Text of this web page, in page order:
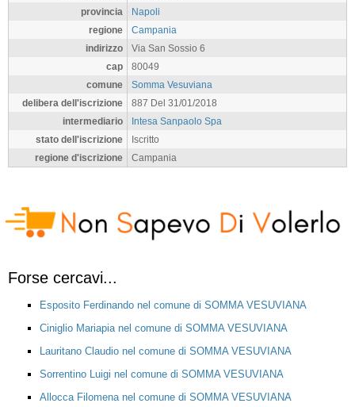
provincia
Napoli
regione
Campania
indirizzo
Via San Sossio 6
cap
80049
comune
Somma Vesuviana
delibera dell'iscrizione
887 Del 31/01/2018
intermediario
Intesa Sanpaolo Spa
stato dell'iscrizione
Iscritto
regione d'iscrizione
Campania
Forse cercavi...
Esposito Ferdinando nel comune di SOMMA VESUVIANA
Ciniglio Mariapia nel comune di SOMMA VESUVIANA
Lauritano Claudio nel comune di SOMMA VESUVIANA
Sorrentino Luigi nel comune di SOMMA VESUVIANA
Allocca Filomena nel comune di SOMMA VESUVIANA